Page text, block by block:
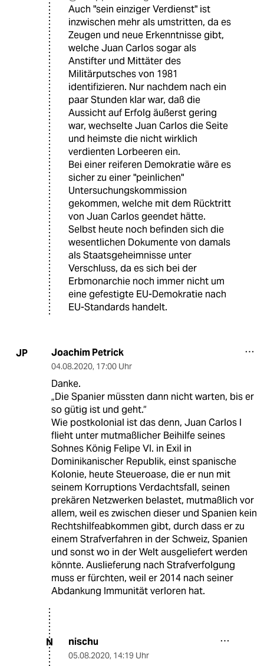
Auch "sein einziger Verdienst" ist
inzwischen mehr als umstritten, da es
Zeugen und neue Erkenntnisse gibt,
welche Juan Carlos sogar als
Anstifter und Mittäter des
Militärputsches von 1981
identifizieren. Nur nachdem nach ein
paar Stunden klar war, daß die
Aussicht auf Erfolg äußerst gering
war, wechselte Juan Carlos die Seite
und heimste die nicht wirklich
verdienten Lorbeeren ein.
Bei einer reiferen Demokratie wäre es
sicher zu einer "peinlichen"
Untersuchungskommission
gekommen, welche mit dem Rücktritt
von Juan Carlos geendet hätte.
Selbst heute noch befinden sich die
wesentlichen Dokumente von damals
als Staatsgeheimnisse unter
Verschluss, da es sich bei der
Erbmonarchie noch immer nicht um
eine gefestigte EU-Demokratie nach
EU-Standards handelt.
JP Joachim Petrick
04.08.2020, 17:00 Uhr
Danke.
„Die Spanier müssten dann nicht warten, bis er
so gütig ist und geht.“
Wie postkolonial ist das denn, Juan Carlos I
flieht unter mutmaßlicher Beihilfe seines
Sohnes König Felipe VI. in Exil in
Dominikanischer Republik, einst spanische
Kolonie, heute Steueroase, die er nun mit
seinem Korruptions Verdachtsfall, seinen
prekären Netzwerken belastet, mutmaßlich vor
allem, weil es zwischen dieser und Spanien kein
Rechtshilfeabkommen gibt, durch dass er zu
einem Strafverfahren in der Schweiz, Spanien
und sonst wo in der Welt ausgeliefert werden
könnte. Auslieferung nach Strafverfolgung
muss er fürchten, weil er 2014 nach seiner
Abdankung Immunität verloren hat.
N nischu
05.08.2020, 14:19 Uhr